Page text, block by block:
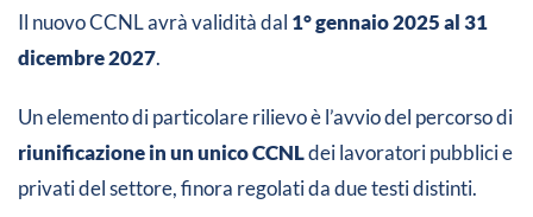
Il nuovo CCNL avrà validità dal 1° gennaio 2025 al 31
dicembre 2027.
Un elemento di particolare rilievo è l’avvio del percorso di
riunificazione in un unico CCNLdei lavoratori pubblici e
privati del settore, finora regolati da due testi distinti.